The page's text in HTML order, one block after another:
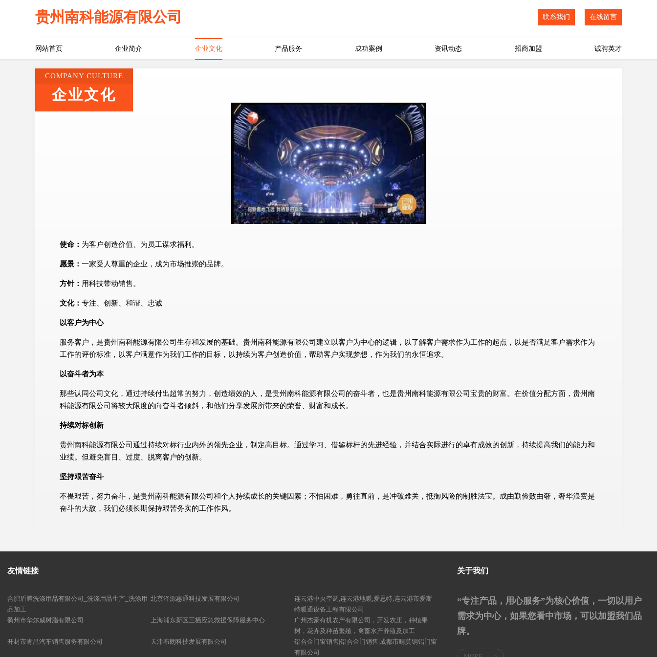
贵州南科能源有限公司 联系我们 在线留言
网站首页 企业简介 企业文化 产品服务 成功案例 资讯动态 招商加盟 诚聘英才
COMPANY CULTURE
企业文化
使命： 为客户创造价值、为员工谋求福利。
愿景： 一家受人尊重的企业，成为市场推崇的品牌。
方针： 用科技带动销售。
文化： 专注、创新、和谐、忠诚
以客户为中心
服务客户，是贵州南科能源有限公司生存和发展的基础。贵州南科能源有限公司建立以客户为中心的逻辑，以了解客户需求作为工作的起点，以是否满足客户需求作为
工作的评价标准，以客户满意作为我们工作的目标，以持续为客户创造价值，帮助客户实现梦想，作为我们的永恒追求。
以奋斗者为本
那些认同公司文化，通过持续付出超常的努力，创造绩效的人，是贵州南科能源有限公司的奋斗者，也是贵州南科能源有限公司宝贵的财富。在价值分配方面，贵州南
科能源有限公司将较大限度的向奋斗者倾斜，和他们分享发展所带来的荣誉、财富和成长。
持续对标创新
贵州南科能源有限公司通过持续对标行业内外的领先企业，制定高目标。通过学习、借鉴标杆的先进经验，并结合实际进行的卓有成效的创新，持续提高我们的能力和
业绩。但避免盲目、过度、脱离客户的创新。
坚持艰苦奋斗
不畏艰苦，努力奋斗，是贵州南科能源有限公司和个人持续成长的关键因素；不怕困难，勇往直前，是冲破难关，抵御风险的制胜法宝。成由勤俭败由奢，奢华浪费是
奋斗的大敌，我们必须长期保持艰苦务实的工作作风。
友情链接
合肥盾腾洗涤用品有限公司_洗涤用品生产_洗涤用
品加工
北京泽源惠通科技发展有限公司
连云港中央空调,连云港地暖,爱思特,连云港市爱斯
特暖通设备工程有限公司
衢州市华尔威树脂有限公司
上海浦东新区三栖应急救援保障服务中心
广州杰豪有机农产有限公司，开发农庄，种植果
树，花卉及种苗繁殖，禽畜水产养殖及加工
开封市青昌汽车销售服务有限公司
天津布朗科技发展有限公司
铝合金门窗销售|铝合金门销售|成都市晴莫钢铝门窗
有限公司
关于我们
“专注产品，用心服务”为核心价值，一切以用户
需求为中心，如果您看中市场，可以加盟我们品
牌。